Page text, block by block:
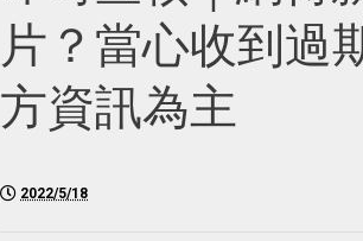
片？當心收到過
方資訊為主
2022/5/18